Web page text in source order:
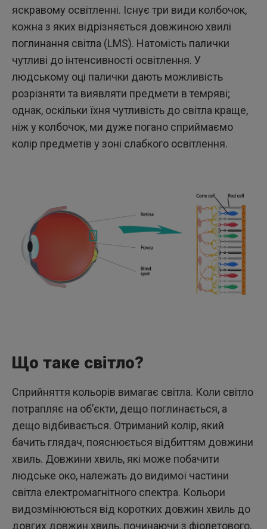
яскравому освітленні. Існує три види колбочок,
кожна з яких відрізняється довжиною хвилі
поглинання світла (LMS). Натомість палички
чутливі до інтенсивності освітлення. У
людському оці палички дають можливість
розрізняти та виявляти предмети в темряві;
однак, оскільки їхня чутливість до світла краще,
ніж у колбочок, ми дуже погано сприймаємо
колір предметів у зоні слабкого освітлення.
Що таке світло?
Сприйняття кольорів вимагає світла. Коли світло
потрапляє на об’єкти, дещо поглинається, а
дещо відбивається. Отриманий колір, який
бачить глядач, пояснюється відбиттям довжини
хвиль. Довжини хвиль, які може побачити
людське око, належать до видимої частини
світла електромагнітного спектра. Кольори
видозмінюються від коротких довжин хвиль до
довгих довжин хвиль, починаючи з фіолетового,